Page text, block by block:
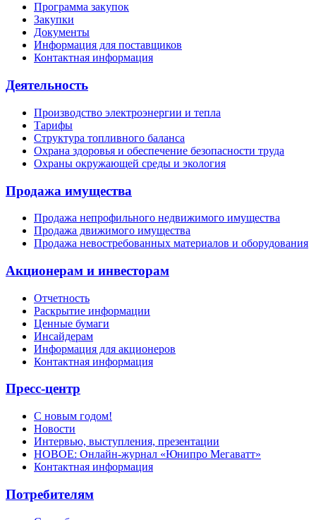
Программа закупок
Закупки
Документы
Информация для поставщиков
Контактная информация
Деятельность
Производство электроэнергии и тепла
Тарифы
Структура топливного баланса
Охрана здоровья и обеспечение безопасности труда
Охраны окружающей среды и экология
Продажа имущества
Продажа непрофильного недвижимого имущества
Продажа движимого имущества
Продажа невостребованных материалов и оборудования
Акционерам и инвесторам
Отчетность
Раскрытие информации
Ценные бумаги
Инсайдерам
Информация для акционеров
Контактная информация
Пресс-центр
С новым годом!
Новости
Интервью, выступления, презентации
НОВОЕ: Онлайн-журнал «Юнипро Мегаватт»
Контактная информация
Потребителям